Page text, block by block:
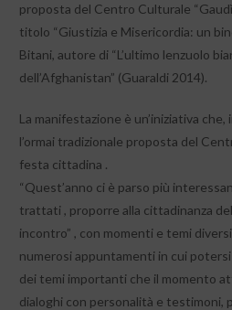
proposta del Centro Culturale
titolo “Giustizia e Misericordia: un
Bitani, autore di “L’ultimo lenzuolo
dell’Afghanistan” (Guaraldi 2014).
La manifestazione è un’iniziativa
l’ormai tradizionale proposta del
festa cittadina .
“Quest’anno ci è parso più
trattati , proporre alla cittadinanza
incontro” , con momenti e temi
numerosi appuntamenti in cui
dei temi importanti che il momento
dialoghi con personalità e